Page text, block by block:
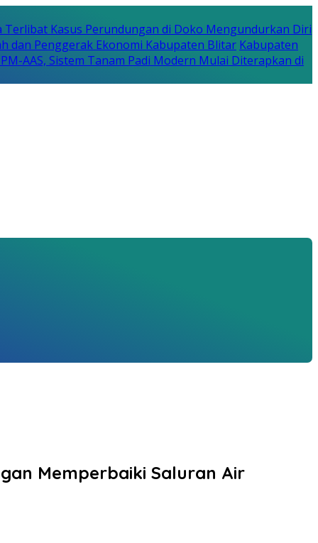
Terlibat Kasus Perundungan di Doko Mengundurkan Diri
dan Penggerak Ekonomi Kabupaten Blitar Kabupaten
AAS, Sistem Tanam Padi Modern Mulai Diterapkan di
Memperbaiki Saluran Air